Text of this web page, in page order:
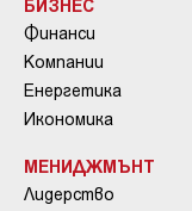
БИЗНЕС
Финанси
Компании
Енергетика
Икономика
МЕНИДЖМЪНТ
Лидерство